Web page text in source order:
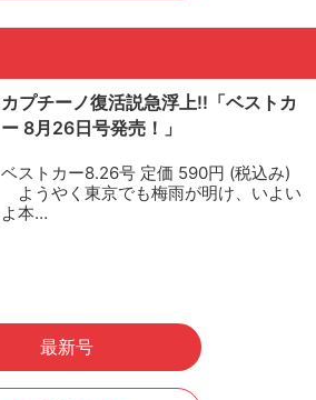
カプチーノ復活説急浮上!!「ベストカ
ー 8月26日号発売！」
ベストカー8.26号 定価 590円 (税込み)
ようやく東京でも梅雨が明け、いよい
よ本…
最新号